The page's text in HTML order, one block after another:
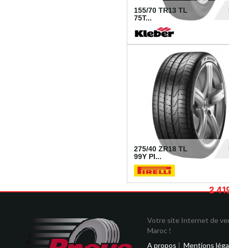
155/70 TR13 TL
75T...
275/40 ZR18 TL
99Y PI...
2
Votre site Internet de
Maroc !
A propos | Mentions